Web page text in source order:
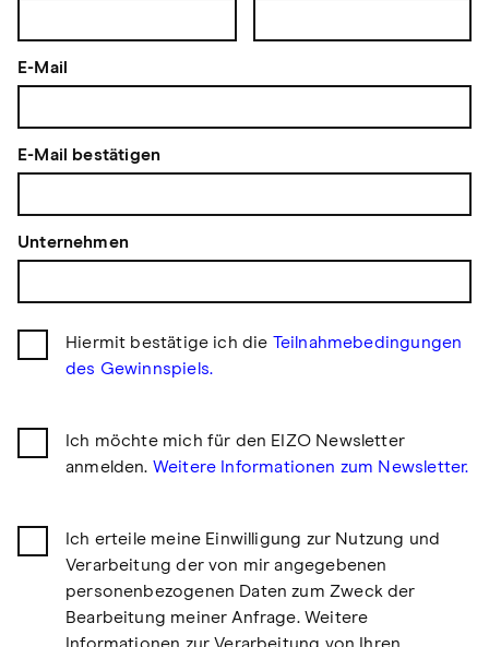
E-Mail
E-Mail bestätigen
Unternehmen
Hiermit bestätige ich die Teilnahmebedingungen
des Gewinnspiels.
Ich möchte mich für den EIZO Newsletter
anmelden. Weitere Informationen zum Newsletter.
Ich erteile meine Einwilligung zur Nutzung und
Verarbeitung der von mir angegebenen
personenbezogenen Daten zum Zweck der
Bearbeitung meiner Anfrage. Weitere